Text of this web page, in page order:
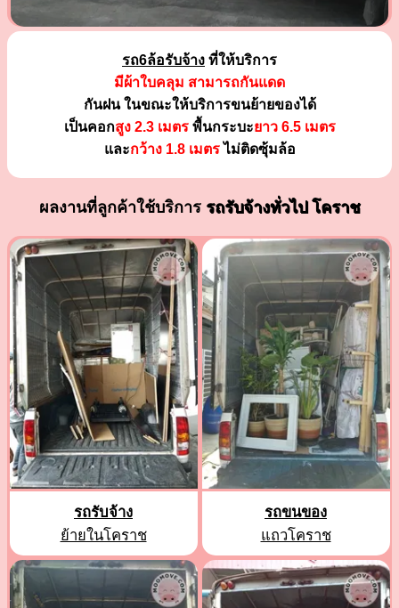
รถ6ล้อรับจ้าง ที่ให้บริการ
มีผ้าใบคลุม สามารถกันแดด
กันฝน ในขณะให้บริการขนย้ายของได้
เป็นคอกสูง 2.3 เมตรพื้นกระบะยาว 6.5 เมตร
และกว้าง 1.8 เมตรไม่ติดซุ้มล้อ
ผลงานที่ลูกค้าใช้บริการ รถรับจ้างทั่วไป โคราช
รถรับจ้าง
ย้ายในโคราช
รถขนของ
แถวโคราช